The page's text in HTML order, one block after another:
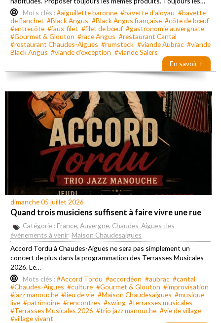
Mots clés :#aiguillette baronne #bavette d'aloyau #bavette
de flanchet #Black Angus #Black Angus française #côte de bœuf
#entrecôte #faux-filet #filet de bœuf #gastronomie auvergnate
#Gourmet & Glouton #race Angus #restaurant Cantal
#restaurant Chaudes-Aigues #rumsteck #viande Aubrac #viande
Black Angus #viande d'exception #viande Salers
En savoir +
dimanche 05 juillet 2026
Quand trois musiciens suffisent à faire vivre une rue
Catégorie : France, Auvergne, Chaudes-Aigues : les
évènements à venir Maison Chaudesaigues
Accord Tordu à Chaudes-Aigues ne sera pas simplement un
concert de plus dans la programmation des Terrasses Musicales
2026. Le…
Mots clés :#Accord Tordu #accordéon #aubrac #cantal
#Chaudes-Aigues #culture #Gourmet & Glouton #improvisation
#jazz manouche #lieu de vie #Maison Chaudesaigues #musique
live #patrimoine #rencontres #swing #terrasses musicales
#Terrasses Musicales 2026 #trio jazz manouche #vie de village
#village vivant